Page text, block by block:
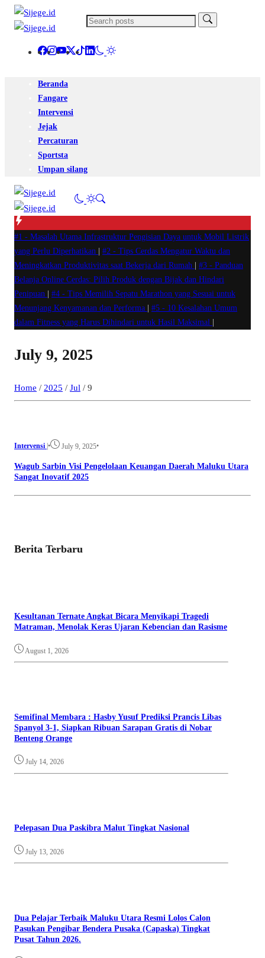
Beranda
Fangare
Intervensi
Jejak
Percaturan
Sportsta
Umpan silang
#1 - Masalah Utama Infrastruktur Pengisian Daya untuk Mobil Listrik
yang Perlu Diperhatikan
#2 - Tips Cerdas Mengatur Waktu dan
Meningkatkan Produktivitas saat Bekerja dari Rumah
#3 - Panduan
Belanja Online Cerdas: Pilih Produk dengan Bijak dan Hindari
Penipuan
#4 - Tips Memilih Sepatu Marathon yang Sesuai untuk
Menunjang Kenyamanan dan Performa
#5 - 10 Kesalahan Umum
dalam Fitness yang Harus Dihindari untuk Hasil Maksimal
July 9, 2025
Home / 2025 / Jul / 9
Intervensi |• July 9, 2025•
Wagub Sarbin Visi Pengelolaan Keuangan Daerah Maluku Utara
Sangat Inovatif 2025
Berita Terbaru
Kesultanan Ternate Angkat Bicara Menyikapi Tragedi
Matraman, Menolak Keras Ujaran Kebencian dan Rasisme
August 1, 2026
Semifinal Membara : Hasby Yusuf Prediksi Prancis Libas
Spanyol 3-1, Siapkan Ribuan Sarapan Gratis di Nobar
Benteng Orange
July 14, 2026
Pelepasan Dua Paskibra Malut Tingkat Nasional
July 13, 2026
Dua Pelajar Terbaik Maluku Utara Resmi Lolos Calon
Pasukan Pengibar Bendera Pusaka (Capaska) Tingkat
Pusat Tahun 2026.